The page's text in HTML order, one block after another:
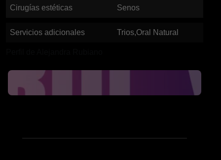
Cirugías estéticas Senos
Servicios adicionales Trios,Oral Natural